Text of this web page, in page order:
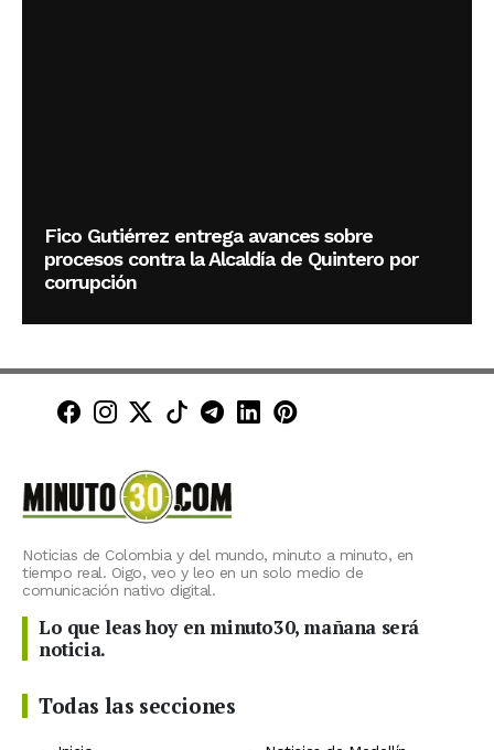
Fico Gutiérrez entrega avances sobre
procesos contra la Alcaldía de Quintero por
corrupción
Minuto30 en Facebook
Minuto30 en Instagram
Minuto30 en X (Twitter)
Minuto30 en TikTok
Canal de Minuto30 en
Minuto30 en LinkedIn
Minuto30 en
Noticias de Colombia y del mundo, minuto a minuto, en
tiempo real. Oigo, veo y leo en un solo medio de
comunicación nativo digital.
Lo que leas hoy en minuto30, mañana será
noticia.
Todas las secciones